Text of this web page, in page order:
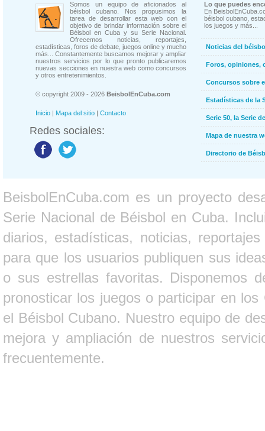
Somos un equipo de aficionados al
béisbol cubano. Nos propusimos la
tarea de desarrollar esta web con el
objetivo de brindar información sobre el
Béisbol en Cuba y su Serie Nacional.
Ofrecemos noticias, reportajes,
estadísticas, foros de debate, juegos online y mucho
más... Constantemente buscamos mejorar y ampliar
nuestros servicios por lo que pronto publicaremos
nuevas secciones en nuestra web como concursos
y otros entretenimientos.
© copyright 2009 - 2026 BeisbolEnCuba.com
Inicio | Mapa del sitio | Contacto
Redes sociales:
Lo que puedes
En
béisbol cubano,
los juegos y más...
Noticias del
Foros, opiniones,
Concursos sobre
Estadísticas de la
Serie 50, la Serie
Mapa de nuestra
Directorio de
BeisbolEnCuba.com es un proyecto
Serie Nacional de Béisbol en Cuba.
diarios, estadísticas, noticias,
para que los usuarios publiquen sus
o sus estrellas favoritas. Disponemos
pronosticar los juegos o participar en
el Béisbol Cubano. Nuestro equipo de
mejora y ampliación de nuestros
frecuentemente.